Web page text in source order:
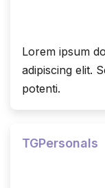
Lorem ipsum
adipiscing elit.
potenti.
TGPersonals